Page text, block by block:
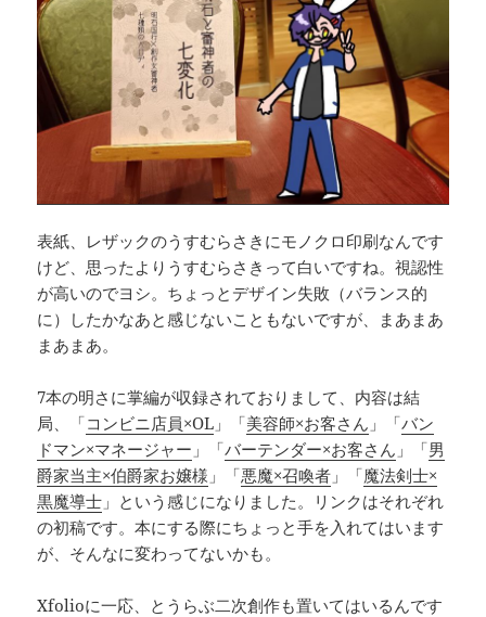
表紙、レザックのうすむらさきにモノクロ印刷なんです
けど、思ったよりうすむらさきって白いですね。視認性
が高いのでヨシ。ちょっとデザイン失敗（バランス的
に）したかなあと感じないこともないですが、まあまあ
まあまあ。
7本の明さに掌編が収録されておりまして、内容は結
局、「コンビニ店員×OL 」「美容師×お客さん 」「バン
ドマン×マネージャー 」「バーテンダー×お客さん 」「男
爵家当主×伯爵家お嬢様 」「悪魔×召喚者 」「魔法剣士×
黒魔導士 」という感じになりました。リンクはそれぞれ
の初稿です。本にする際にちょっと手を入れてはいます
が、そんなに変わってないかも。
Xfolioに一応、とうらぶ二次創作も置いてはいるんです